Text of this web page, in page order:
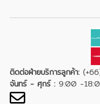
ติดต่อฝ่ายบริการลูกค้า:
จันทร์ - ศุกร์ : 9:00 -